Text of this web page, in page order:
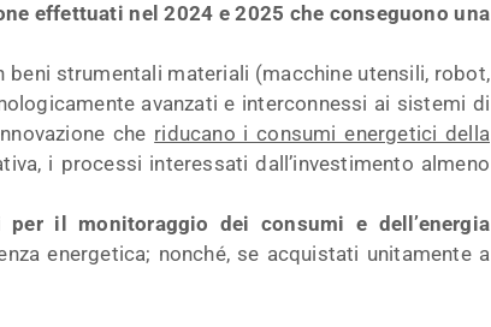
effettuati nel 2024 e 2025 che conseguono una
strumentali materiali (macchine utensili, robot,
avanzati e interconnessi ai sistemi di
che riducano i consumi energetici della
i processi interessati dall’investimento almeno
per il monitoraggio dei consumi e dell’energia
energetica; nonché, se acquistati unitamente a